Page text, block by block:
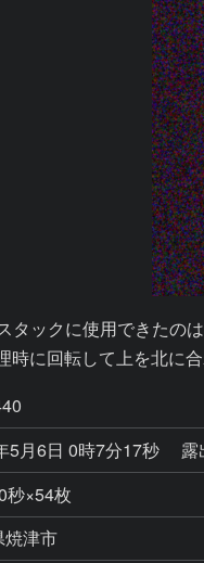
ックに使用できたの
に回転して上を北に合
5月6日 0時7分17秒
露
秒×54枚
焼津市